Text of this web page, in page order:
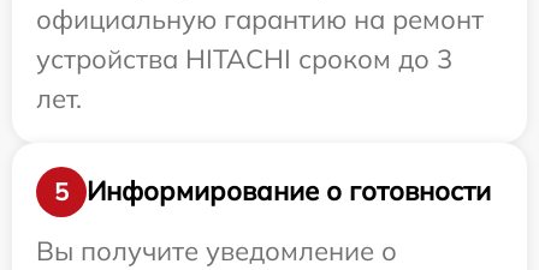
официальную гарантию на ремонт
устройства HITACHI сроком до 3
лет.
5
Информирование о готовности
Вы получите уведомление о